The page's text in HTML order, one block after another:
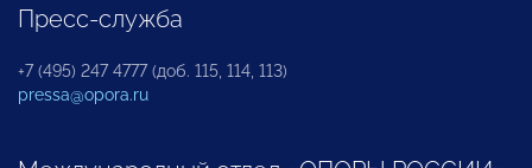
Пресс-служба
+7 (495) 247 4777 (доб. 115, 114, 113)
pressa@opora.ru